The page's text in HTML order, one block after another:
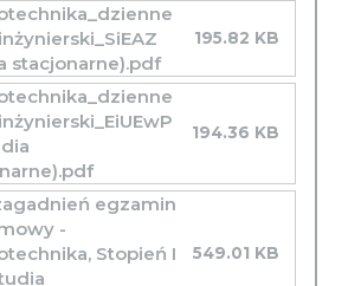
stacjonarne).pdf
195.82 KB
194.36 KB
egzamin
-
Stopień I
549.01 KB